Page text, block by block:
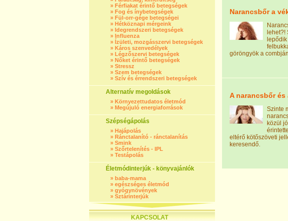
» Férfiakat érintő betegségek
» Fog és ínybetegségek
» Fül-orr-gége betegségei
» Hétköznapi mérgeink
» Idegrendszeri betegségek
» Influenza
» Ízületi, mozgásszervi betegségek
» Káros szenvedélyek
» Légzőszervi betegségek
» Nőket érintő betegségek
» Stressz
» Szem betegségek
» Szív és érrendszeri betegségek
Alternatív megoldások
» Környezettudatos életmód
» Megújuló energiaforrások
Szépségápolás
» Hajápolás
» Ránctalanító - ránctalanítás
» Smink
» Szőrtelenítés - IPL
» Testápolás
Életmódinterjúk - könyvajánlók
» baba-mama
» egészséges életmód
» gyógynövények
» Sztárinterjúk
KAPCSOLAT
Narancsbőr a
lehet?!
göröngyök a
A narancsbőr és
Szinte
közül
eltérő kötőszöveti
keresendő.